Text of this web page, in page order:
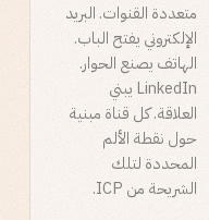
متعددة القنوات. البريد
الإلكتروني يفتح الباب.
الهاتف يصنع الحوار.
LinkedIn يبني
العلاقة. كل قناة مبنية
حول نقطة الألم
المحددة لتلك
الشريحة من ICP.